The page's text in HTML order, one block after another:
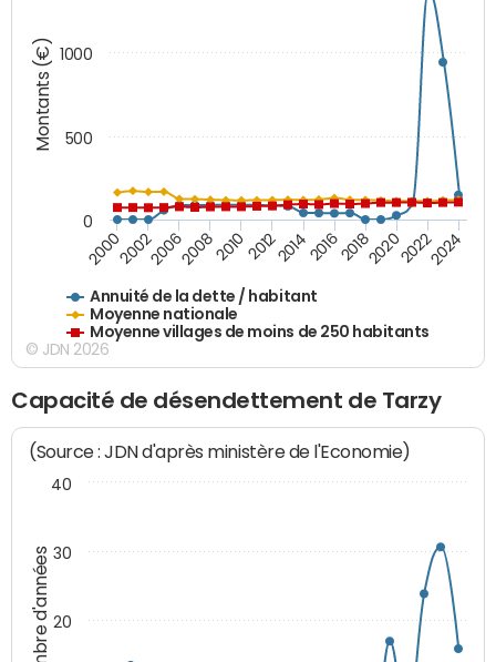
Montants (€)
Annuité de la dette / habitant
Moyenne nationale
Moyenne villages de moins de 250 habitants
200020022006200820102012201420162018202020222024
0
500
1000
© JDN 2026
Capacité de désendettement de Tarzy
Nombre d'années
(Source : JDN d'après ministère de l'Economie)
20
30
40